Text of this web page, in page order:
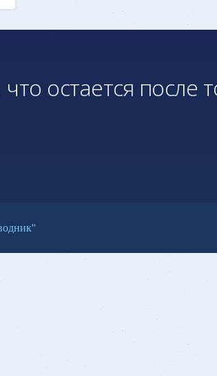
остается после